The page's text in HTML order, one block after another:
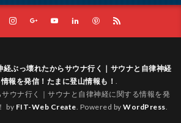
経ぶっ壊れたからサウナ行く｜サウナと自律神経
報を発信！たまに登山情報も！
ウナ行く｜サウナと自律神経に関する情報を発
by FIT-Web Create . Powered by WordPress